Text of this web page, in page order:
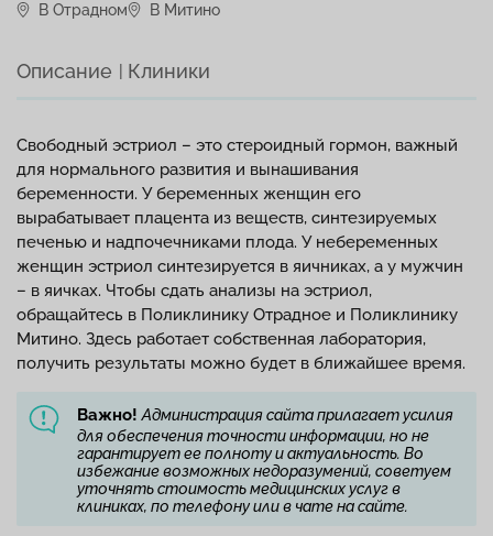
В Отрадном В Митино
Описание Клиники
Свободный эстриол – это стероидный гормон, важный
для нормального развития и вынашивания
беременности. У беременных женщин его
вырабатывает плацента из веществ, синтезируемых
печенью и надпочечниками плода. У небеременных
женщин эстриол синтезируется в яичниках, а у мужчин
– в яичках. Чтобы сдать анализы на эстриол,
обращайтесь в Поликлинику Отрадное и Поликлинику
Митино. Здесь работает собственная лаборатория,
получить результаты можно будет в ближайшее время.
Важно! Администрация сайта прилагает усилия
для обеспечения точности информации, но не
гарантирует ее полноту и актуальность. Во
избежание возможных недоразумений, советуем
уточнять стоимость медицинских услуг в
клиниках, по телефону или в чате на сайте.